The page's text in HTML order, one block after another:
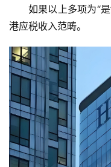
球
付
方
案
全
球
金
融
登录
如果以上多项为“
港应税收入范畴。